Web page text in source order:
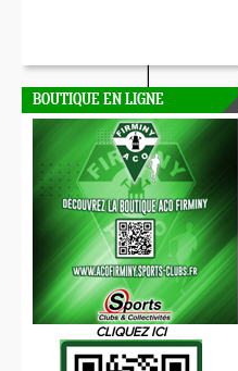
BOUTIQUE EN LIGNE
CLIQUEZ ICI